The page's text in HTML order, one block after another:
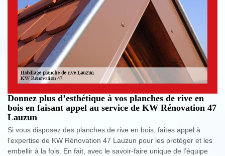
Donnez plus d’esthétique à vos planches de rive en
bois en faisant appel au service de KW Rénovation 47
Lauzun
Si vous disposez des planches de rive en bois, faites appel à
l’expertise de KW Rénovation 47 Lauzun pour les protéger et les
embellir à la fois. En fait, avec le savoir-faire unique de l’équipe